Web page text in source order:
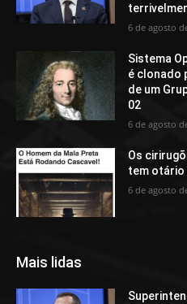
6 de agosto
Sistema
é clonado
de um
02
6 de agosto
Os
tem otário
6 de agosto
Mais lidas